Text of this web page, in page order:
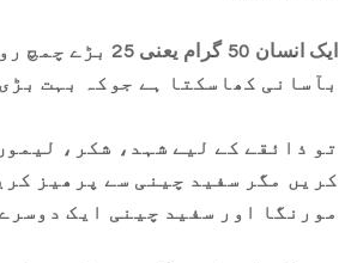
ایک انسان 50 گرام
بآسانی کھاسکتا ہے جوکہ بہت
تو ذائقے کے لیے شہد، شکر،
کریں مگر سفید چینی سے پرھیز
مورنگا اور سفید چینی ایک